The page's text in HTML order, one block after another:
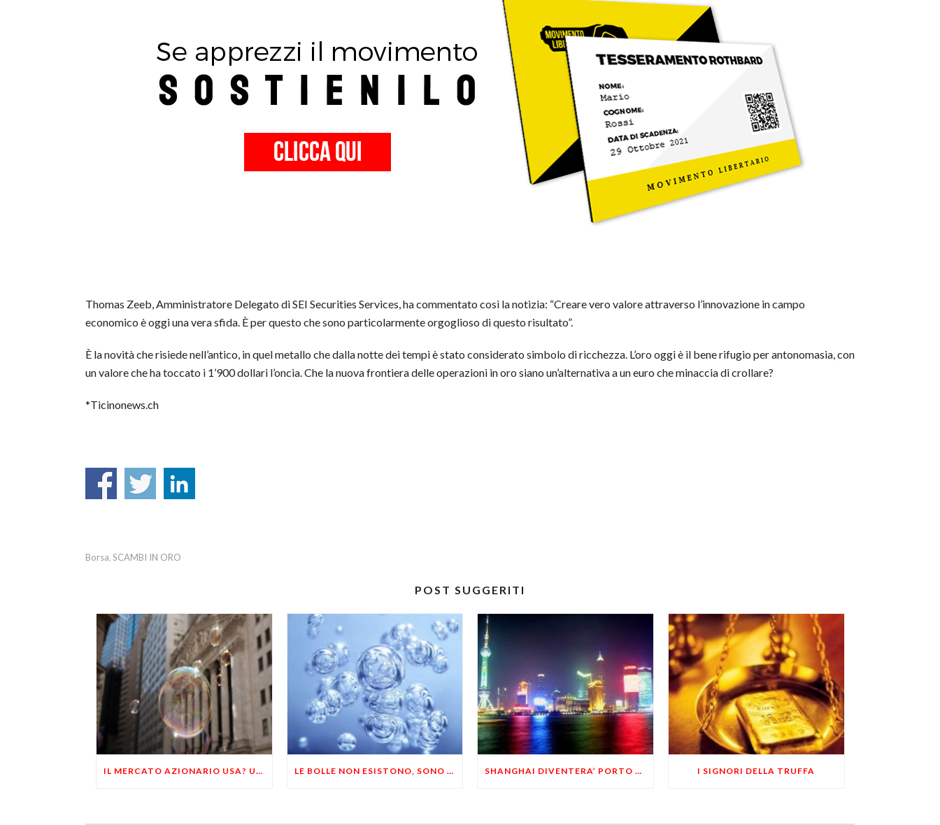
Thomas Zeeb, Amministratore Delegato di SEI Securities Services, ha commentato così la notizia: “Creare vero valore attraverso l’innovazione in campo
economico è oggi una vera sfida. È per questo che sono particolarmente orgoglioso di questo risultato”.
È la novità che risiede nell’antico, in quel metallo che dalla notte dei tempi è stato considerato simbolo di ricchezza. L’oro oggi è il bene rifugio per antonomasia, con
un valore che ha toccato i 1’900 dollari l’oncia. Che la nuova frontiera delle operazioni in oro siano un’alternativa a un euro che minaccia di crollare?
*Ticinonews.ch
Borsa, SCAMBI IN ORO
POST SUGGERITI
IL MERCATO AZIONARIO USA? UNA BOLLA VENTENNALE DESTINATA A SCOPPIARE LE BOLLE NON ESISTONO, SONO INVENZIONI PSICOLOGICHE SHANGHAI DIVENTERA’ PORTO FRANCO: CONCORRENZA APERTA AD HONG KONG I SIGNORI DELLA TRUFFA